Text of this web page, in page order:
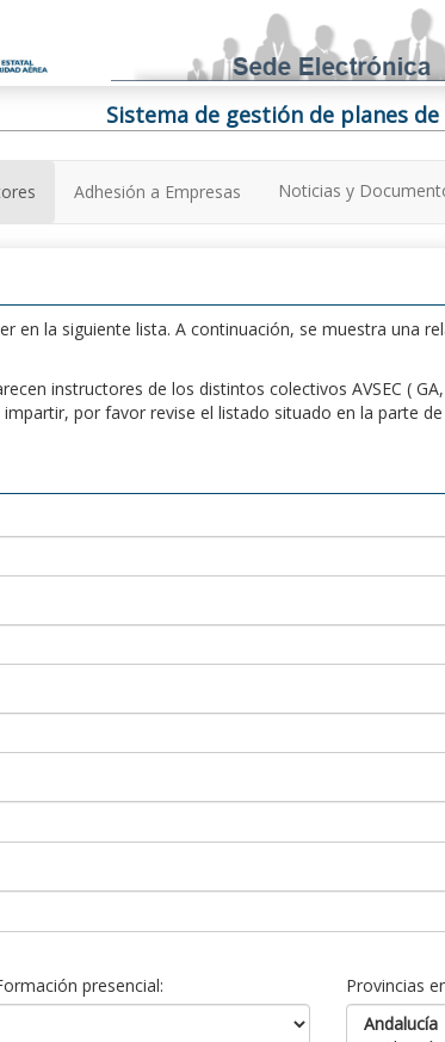
Sistema de gestión de planes
Adhesión a Empresas Noticias y
en la siguiente lista. A continuación, se muestra una
instructores de los distintos colectivos AVSEC (
por favor revise el listado situado en la parte
presencial: Provincias